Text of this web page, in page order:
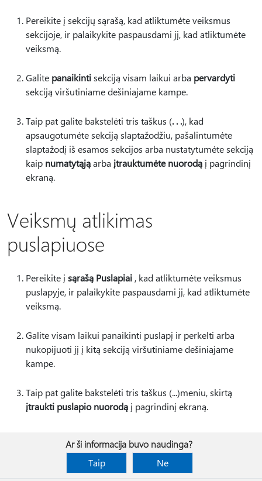
Pereikite į sekcijų sąrašą, kad atliktumėte veiksmus
sekcijoje, ir palaikykite paspausdami jį, kad atliktumėte
veiksmą.
Galite panaikintisekciją visam laikui arba pervardyti
sekciją viršutiniame dešiniajame kampe.
Taip pat galite bakstelėti tris taškus (. . .), kad
apsaugotumėte sekciją slaptažodžiu, pašalintumėte
slaptažodį iš esamos sekcijos arba nustatytumėte sekciją
kaip numatytąjąarba įtrauktumėte nuorodą į pagrindinį
ekraną.
Veiksmų atlikimas
puslapiuose
Pereikite į sąrašą Puslapiai , kad atliktumėte veiksmus
puslapyje, ir palaikykite paspausdami jį, kad atliktumėte
veiksmą.
Galite visam laikui panaikinti puslapį ir perkelti arba
nukopijuoti jį į kitą sekciją viršutiniame dešiniajame
kampe.
Taip pat galite bakstelėti tris taškus (...)meniu, skirtą
įtraukti puslapio nuorodą į pagrindinį ekraną.
Ar ši informacija buvo naudinga?
Taip
Ne